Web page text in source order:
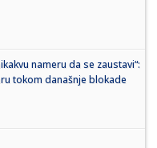
nameru da se zaustavi“:
tokom današnje blokade